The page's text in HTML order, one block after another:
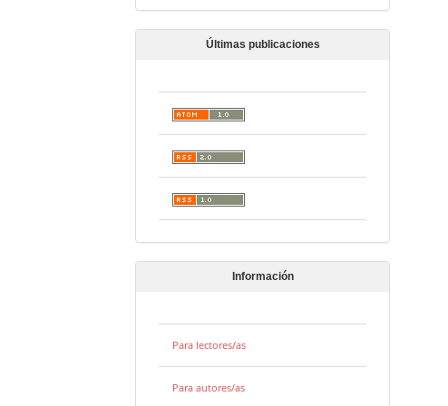
Últimas publicaciones
Información
Para lectores/as
Para autores/as